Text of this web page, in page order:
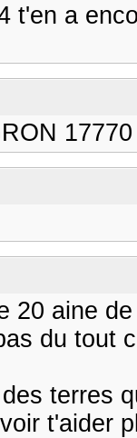
t'en a
20 aine
du tout
terres
t'aider